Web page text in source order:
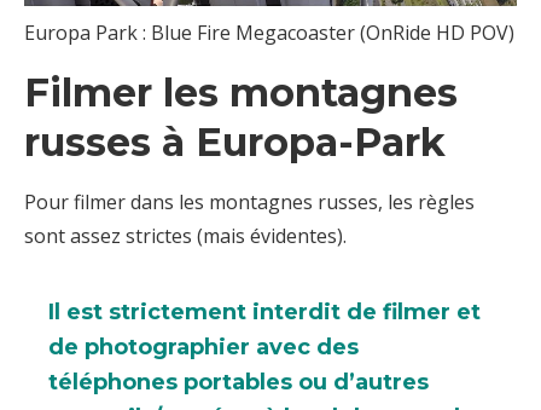
Europa Park : Blue Fire Megacoaster (OnRide HD POV)
Filmer les montagnes
russes à Europa-Park
Pour filmer dans les montagnes russes, les règles
sont assez strictes (mais évidentes).
Il est strictement interdit de filmer et
de photographier avec des
téléphones portables ou d’autres